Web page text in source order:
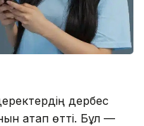
дербес
атап өтті. Бұл —